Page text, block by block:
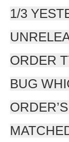
1/3
ORDER
BUG